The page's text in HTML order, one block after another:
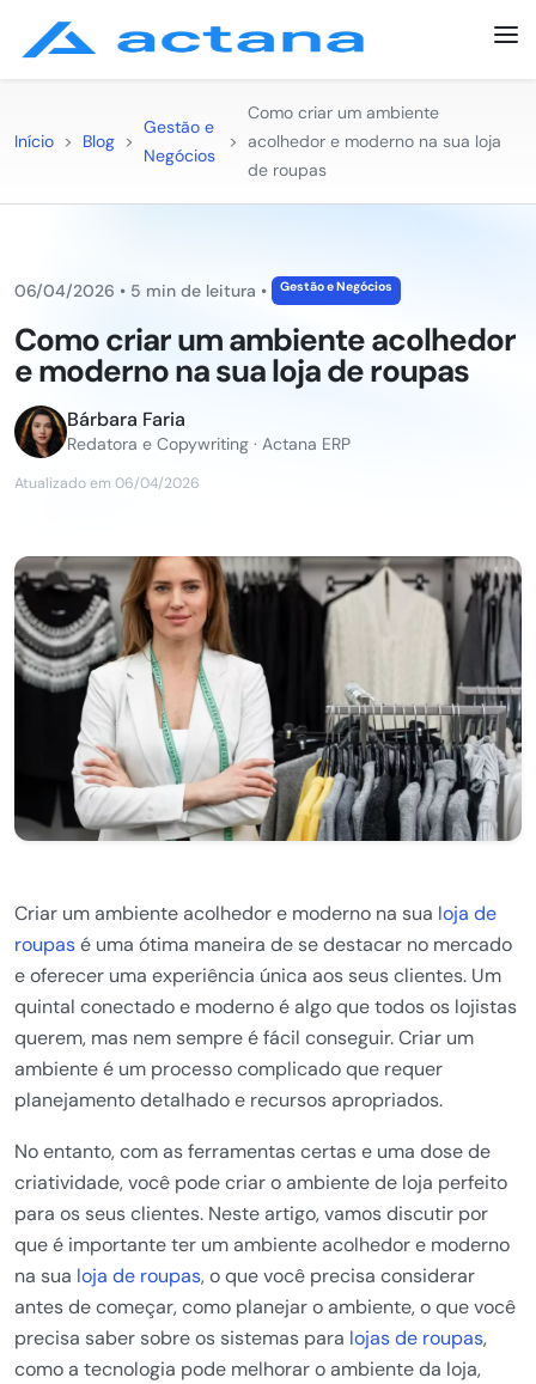
Início > Blog >
Gestão e
Negócios
>
Como criar um ambiente
acolhedor e moderno na sua loja
de roupas
06/04/2026 • 5 min de leitura • Gestão e Negócios
Como criar um ambiente acolhedor
e moderno na sua loja de roupas
Bárbara Faria
Redatora e Copywriting · Actana ERP
Atualizado em 06/04/2026
Criar um ambiente acolhedor e moderno na sua loja de
roupasé uma ótima maneira de se destacar no mercado
e oferecer uma experiência única aos seus clientes. Um
quintal conectado e moderno é algo que todos os lojistas
querem, mas nem sempre é fácil conseguir. Criar um
ambiente é um processo complicado que requer
planejamento detalhado e recursos apropriados.
No entanto, com as ferramentas certas e uma dose de
criatividade, você pode criar o ambiente de loja perfeito
para os seus clientes. Neste artigo, vamos discutir por
que é importante ter um ambiente acolhedor e moderno
na sua loja de roupas, o que você precisa considerar
antes de começar, como planejar o ambiente, o que você
precisa saber sobre os sistemas para lojas de roupas,
como a tecnologia pode melhorar o ambiente da loja,